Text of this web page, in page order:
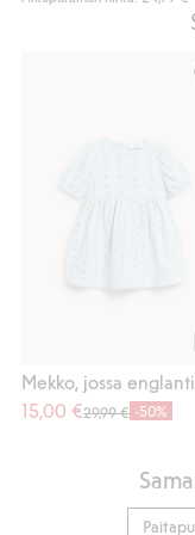
15,00 €29,99 € -50%